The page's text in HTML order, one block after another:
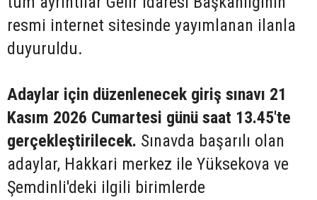
resmi internet sitesinde yayımlanan ilanla
duyuruldu.
Adaylar için düzenlenecek giriş sınavı 21
Kasım 2026 Cumartesi günü saat 13.45'te
gerçekleştirilecek. Sınavda başarılı olan
adaylar, Hakkari merkez ile Yüksekova ve
Şemdinli'deki ilgili birimlerde